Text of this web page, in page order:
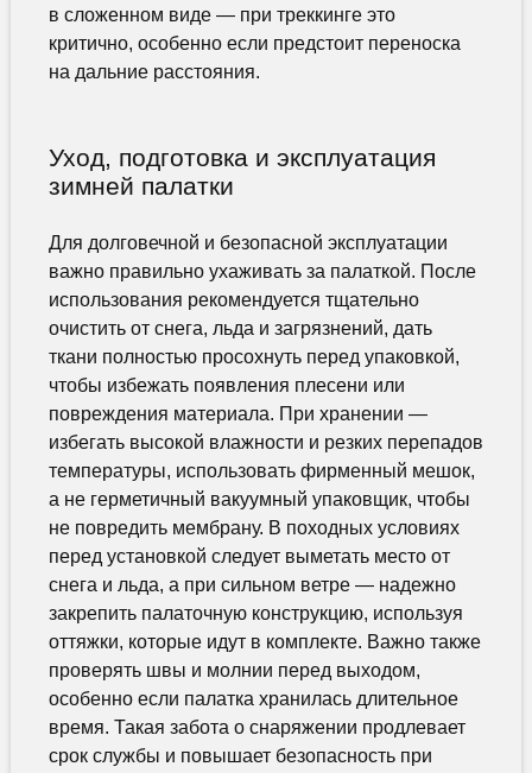
в сложенном виде — при треккинге это
критично, особенно если предстоит переноска
на дальние расстояния.
Уход, подготовка и эксплуатация
зимней палатки
Для долговечной и безопасной эксплуатации
важно правильно ухаживать за палаткой. После
использования рекомендуется тщательно
очистить от снега, льда и загрязнений, дать
ткани полностью просохнуть перед упаковкой,
чтобы избежать появления плесени или
повреждения материала. При хранении —
избегать высокой влажности и резких перепадов
температуры, использовать фирменный мешок,
а не герметичный вакуумный упаковщик, чтобы
не повредить мембрану. В походных условиях
перед установкой следует выметать место от
снега и льда, а при сильном ветре — надежно
закрепить палаточную конструкцию, используя
оттяжки, которые идут в комплекте. Важно также
проверять швы и молнии перед выходом,
особенно если палатка хранилась длительное
время. Такая забота о снаряжении продлевает
срок службы и повышает безопасность при